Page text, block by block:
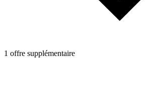
1 offre supplémentaire